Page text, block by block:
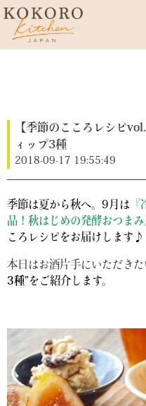
店
季節の
公
【季節のこころレシピ
ィップ3種
2018-09-17 19:55:49
季節は夏から秋へ。9月は
品！秋はじめの発酵おつまみ
ころレシピをお届けします♪
本日はお酒片手にいただきた
3種”をご紹介します。